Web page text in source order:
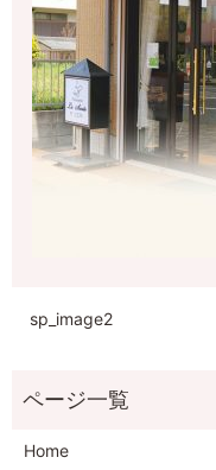
sp_image2
Home